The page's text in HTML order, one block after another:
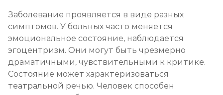
Заболевание проявляется в виде разных
симптомов. У больных часто меняется
эмоциональное состояние, наблюдается
эгоцентризм. Они могут быть чрезмерно
драматичными, чувствительными к критике.
Состояние может характеризоваться
театральной речью. Человек способен